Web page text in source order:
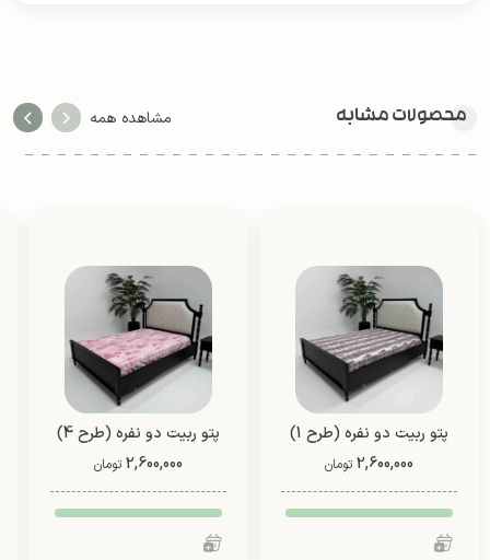
محصولات مشابه مشاهده همه
پتو ربیت دو نفره (طرح 1)
2,600,000 تومان
پتو ربیت دو نفره (طرح 4)
2,600,000 تومان